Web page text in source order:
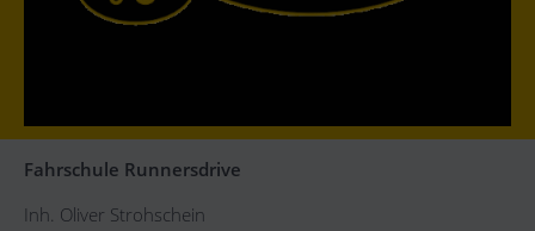
Fahrschule Runnersdrive
Inh. Oliver Strohschein